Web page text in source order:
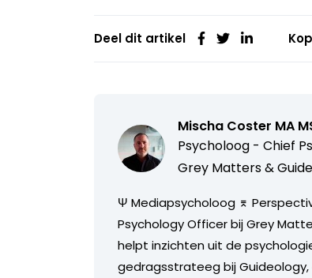
Deel dit artikel
Mischa Coster MA
Psycholoog - Chief
Grey Matters &
Ψ Mediapsycholoog ⌆
Psychology Officer bij Grey
helpt inzichten uit de
gedragsstrateeg bij